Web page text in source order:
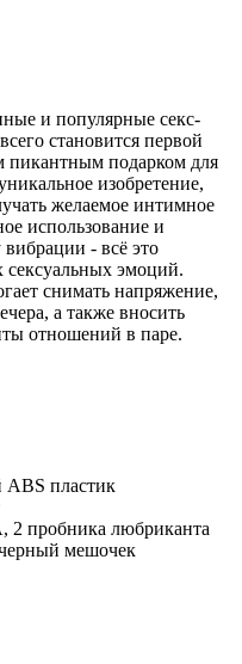
и популярные секс-
становится первой
пикантным подарком для
изобретение,
желаемое интимное
использование и
- всё это
сексуальных эмоций.
снимать напряжение,
а также вносить
отношений в паре.
ABS пластик
2 пробника любриканта
мешочек